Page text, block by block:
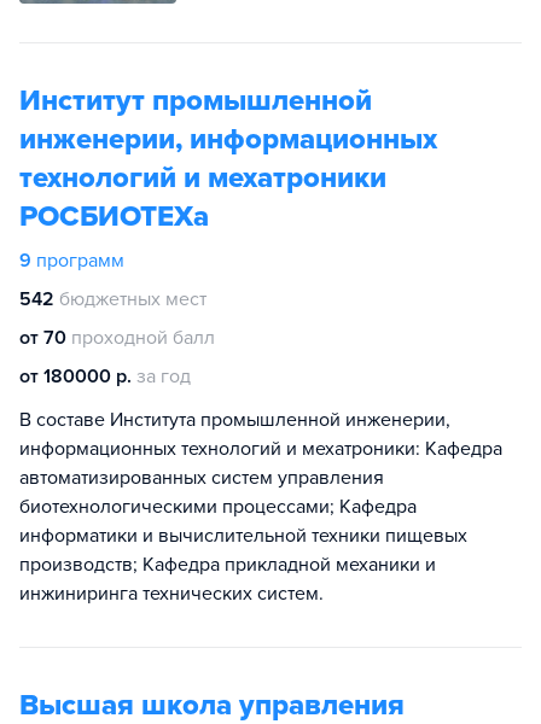
Институт промышленной
инженерии, информационных
технологий и мехатроники
РОСБИОТЕХа
9 программ
542 бюджетных мест
от 70 проходной балл
от 180000 р. за год
В составе Института промышленной инженерии,
информационных технологий и мехатроники: Кафедра
автоматизированных систем управления
биотехнологическими процессами; Кафедра
информатики и вычислительной техники пищевых
производств; Кафедра прикладной механики и
инжиниринга технических систем.
Высшая школа управления